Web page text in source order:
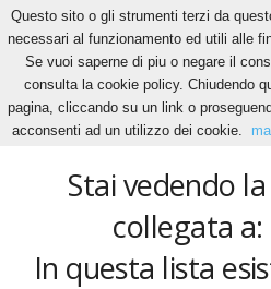
Home Tags Anni ’60
anni ’60
Stai vedendo
collegata a:
In questa lista
Questo sito o gli strumenti terzi da
necessari al funzionamento ed utili alle
Se vuoi saperne di piu o negare il
consulta la cookie policy. Chiudendo
pagina, cliccando su un link o
acconsenti ad un utilizzo dei cookie.